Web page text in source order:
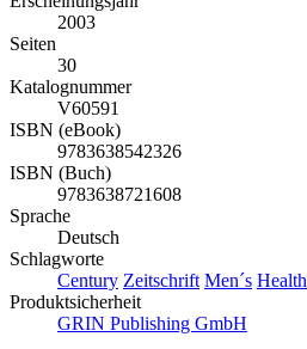
2003
Seiten
30
Katalognummer
V60591
ISBN (eBook)
9783638542326
ISBN (Buch)
9783638721608
Sprache
Deutsch
Schlagworte
Century Zeitschrift Men´s Health
Produktsicherheit
GRIN Publishing GmbH